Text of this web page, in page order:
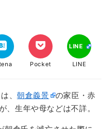
Pocket
LINE
LINE
、朝倉義景
の家臣・赤
、生年や母などは不詳。